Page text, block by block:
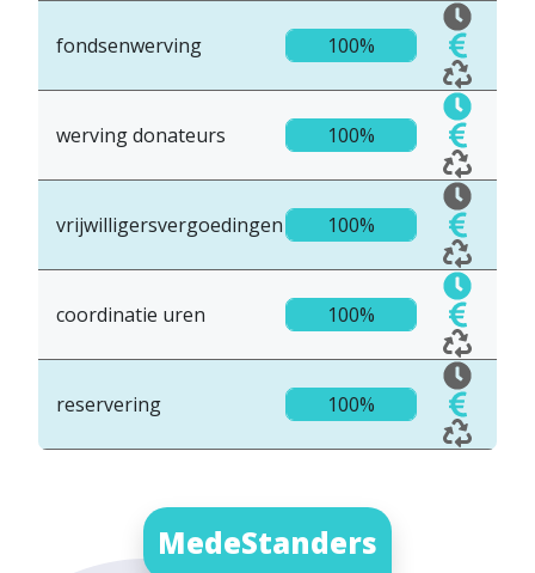
fondsenwerving 100%
werving donateurs 100%
vrijwilligersvergoedingen 100%
coordinatie uren 100%
reservering 100%
MedeStanders